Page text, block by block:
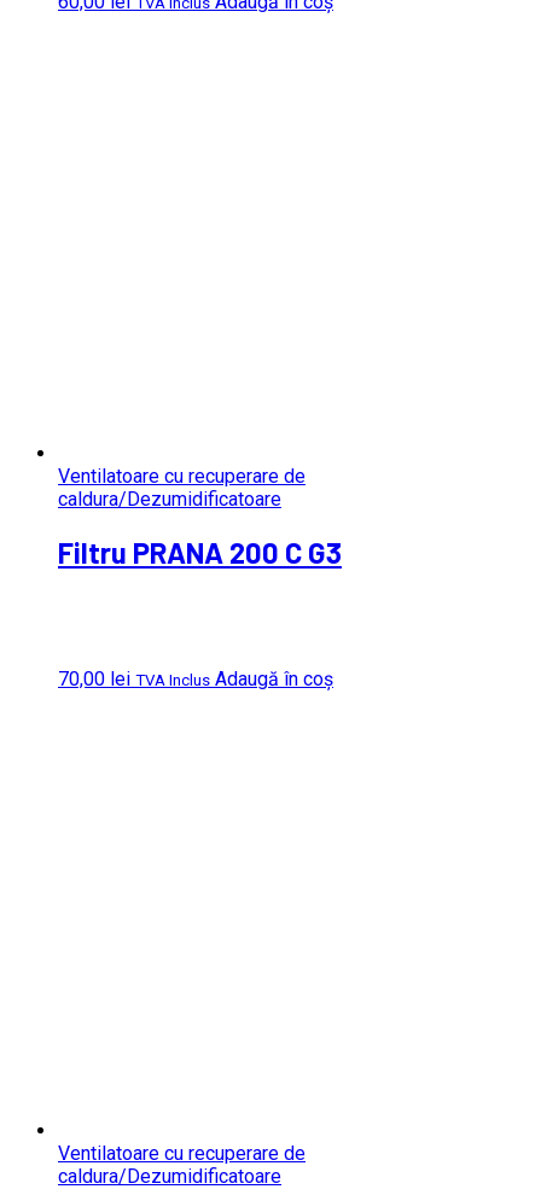
Ventilatoare cu recuperare de
caldura/Dezumidificatoare
Filtru PRANA 200 C G3
70,00 lei TVA Inclus Adaugă în coș
Ventilatoare cu recuperare de
caldura/Dezumidificatoare